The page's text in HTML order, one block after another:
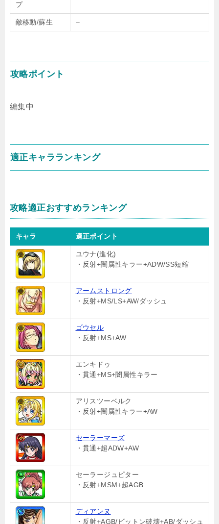
プ
敵移動/蘇生 –
攻略ポイント
編集中
適正キャラランキング
攻略適正おすすめランキング
キャラ 適正ポイント
ユウナ(進化)
・反射+闇属性キラー+ADW/SS短縮
アームストロング
・反射+MS/LS+AW/ダッシュ
ゴウセル
・反射+MS+AW
エンキドゥ
・貫通+MS+闇属性キラー
アリスツーベルク
・反射+闇属性キラー+AW
セーラーマーズ
・貫通+超ADW+AW
セーラージュピター
・反射+MSM+超AGB
ディアンヌ
・反射+AGB/ビットン破壊+AB/ダッシュ